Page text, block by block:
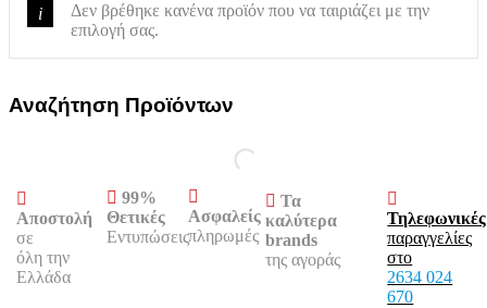
Δεν βρέθηκε κανένα προϊόν που να ταιριάζει με την
επιλογή σας.
Αναζήτηση Προϊόντων
Αποστολή
σε
όλη την
Ελλάδα
99%
Θετικές
Εντυπώσεις
Ασφαλείς
πληρωμές
Τα
καλύτερα
brands
της αγοράς
Τηλεφωνικές
παραγγελίες
στο
2634 024
670